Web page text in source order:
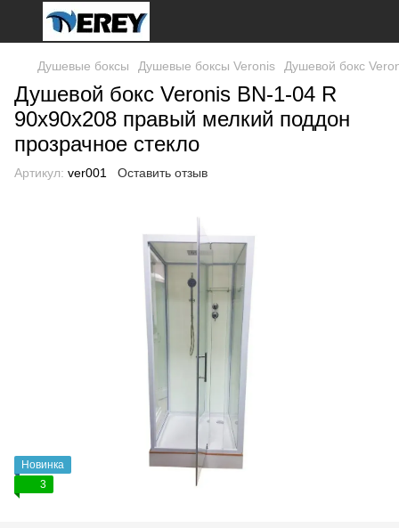
Душевые боксы Душевые боксы Veronis Душевой бокс
Душевой бокс Veronis BN-1-04 R
90х90х208 правый мелкий поддон
прозрачное стекло
Артикул: ver001 Оставить отзыв
Новинка
3